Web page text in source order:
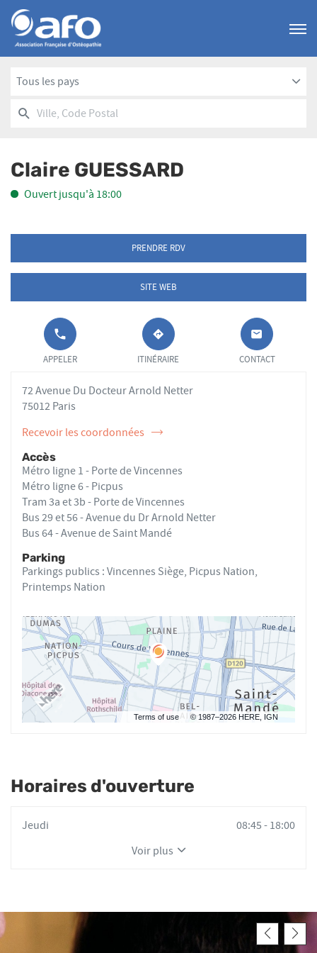
Menu
Tous les pays
Ville,RECHERCHER
UN
AFO
Claire GUESSARD
Ouvert jusqu'à 18:00
PRENDRE RDV
APPELER LE
POINT DE
VENTE
GUESSARD
AU
APPELER ITINÉRAIRE
JUSQU'AU
POINT
DE
CLAIRE
CONTACT
OSTÉOPATHE
CLAIRE
GUESSARD
SITE WEB
72 Avenue Du Docteur Arnold Netter
75012 Paris
Recevoir les coordonnées
de
l'ostéopathe
Claire
GUESSARD
Terms of use © 1987–2026 HERE, IGN
Accès
Métro ligne 1 - Porte de Vincennes
Métro ligne 6 - Picpus
Tram 3a et 3b - Porte de Vincennes
Bus 29 et 56 - Avenue du Dr Arnold Netter
Bus 64 - Avenue de Saint Mandé
Parking
Parkings publics : Vincennes Siège, Picpus Nation,
Printemps Nation
Horaires d'ouverture
Horaires
Jeudi 08:45 - 18:00
Voir plus
et
du